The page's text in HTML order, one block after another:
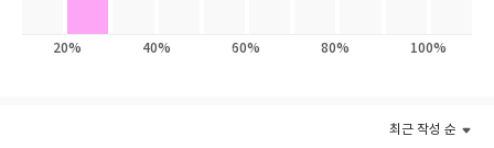
20% 40% 60% 80% 100%
최근 작성 순